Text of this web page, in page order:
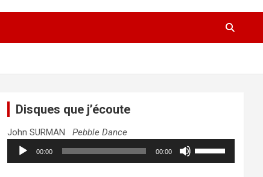
Disques que j’écoute
John SURMANPebble Dance
Lecteur
audio
00:00 00:00